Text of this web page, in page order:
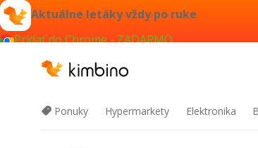
Aktuálne letáky vždy po ruke
Pridať do Chrome - ZADARMO
Ponuky Hypermarkety Elektronika